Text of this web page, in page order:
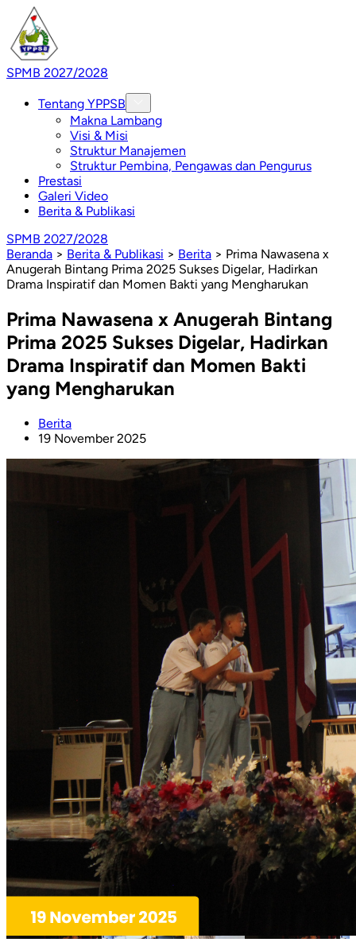
SPMB 2027/2028
Tentang YPPSB
Makna Lambang
Visi & Misi
Struktur Manajemen
Struktur Pembina, Pengawas dan Pengurus
Prestasi
Galeri Video
Berita & Publikasi
SPMB 2027/2028
Beranda > Berita & Publikasi > Berita > Prima Nawasena x
Anugerah Bintang Prima 2025 Sukses Digelar, Hadirkan
Drama Inspiratif dan Momen Bakti yang Mengharukan
Prima Nawasena x Anugerah Bintang
Prima 2025 Sukses Digelar, Hadirkan
Drama Inspiratif dan Momen Bakti
yang Mengharukan
Berita
19 November 2025